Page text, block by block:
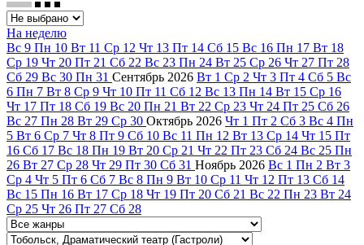
На неделю
Вс 9 Пн 10 Вт 11 Ср 12 Чт 13 Пт 14 Сб 15 Вс 16 Пн 17 Вт 18
Ср 19 Чт 20 Пт 21 Сб 22 Вс 23 Пн 24 Вт 25 Ср 26 Чт 27 Пт 28
Сб 29 Вс 30 Пн 31 Сентябрь 2026 Вт 1 Ср 2 Чт 3 Пт 4 Сб 5 Вс
6 Пн 7 Вт 8 Ср 9 Чт 10 Пт 11 Сб 12 Вс 13 Пн 14 Вт 15 Ср 16
Чт 17 Пт 18 Сб 19 Вс 20 Пн 21 Вт 22 Ср 23 Чт 24 Пт 25 Сб 26
Вс 27 Пн 28 Вт 29 Ср 30 Октябрь 2026 Чт 1 Пт 2 Сб 3 Вс 4 Пн
5 Вт 6 Ср 7 Чт 8 Пт 9 Сб 10 Вс 11 Пн 12 Вт 13 Ср 14 Чт 15 Пт
16 Сб 17 Вс 18 Пн 19 Вт 20 Ср 21 Чт 22 Пт 23 Сб 24 Вс 25 Пн
26 Вт 27 Ср 28 Чт 29 Пт 30 Сб 31 Ноябрь 2026 Вс 1 Пн 2 Вт 3
Ср 4 Чт 5 Пт 6 Сб 7 Вс 8 Пн 9 Вт 10 Ср 11 Чт 12 Пт 13 Сб 14
Вс 15 Пн 16 Вт 17 Ср 18 Чт 19 Пт 20 Сб 21 Вс 22 Пн 23 Вт 24
Ср 25 Чт 26 Пт 27 Сб 28